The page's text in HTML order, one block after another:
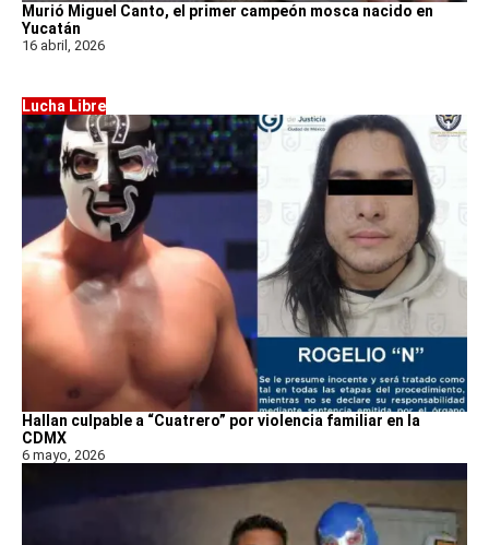
Murió Miguel Canto, el primer campeón mosca nacido en
Yucatán
16 abril, 2026
Lucha Libre
Hallan culpable a “Cuatrero” por violencia familiar en la
CDMX
6 mayo, 2026